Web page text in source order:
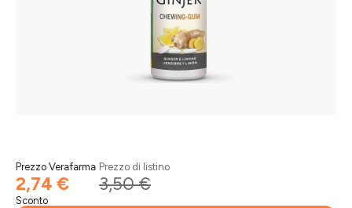
Prezzo Verafarma
2,74 €
Prezzo di listino
3,50 €
Sconto